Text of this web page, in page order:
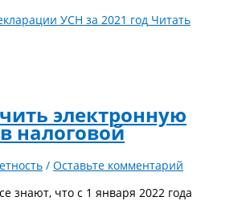
УСН за 2021 год Читать
электронную
налоговой
/Оставьте комментарий
знают, что с 1 января 2022 года